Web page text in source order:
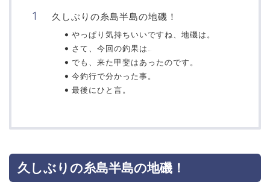
久しぶりの糸島半島の地磯！
やっぱり気持ちいいですね、地磯は。
さて、今回の釣果は…
でも、来た甲斐はあったのです。
今釣行で分かった事。
最後にひと言。
久しぶりの糸島半島の地磯！